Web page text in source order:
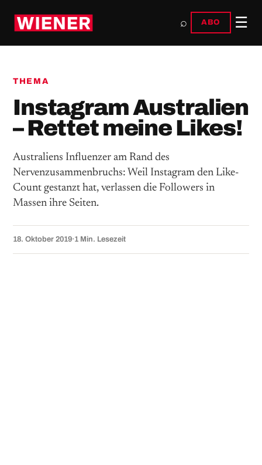
⌕ ABO ☰
THEMA
Instagram Australien
– Rettet meine Likes!
Australiens Influenzer am Rand des
Nervenzusammenbruchs: Weil Instagram den Like-
Count gestanzt hat, verlassen die Followers in
Massen ihre Seiten.
18. Oktober 2019·1 Min. Lesezeit